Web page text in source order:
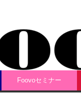
Foovoセミナー